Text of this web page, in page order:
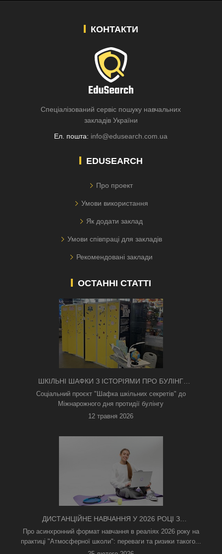
КОНТАКТИ
Спеціалізований сервіс пошуку навчальних
закладів України
Ел. пошта: info@edusearch.com.ua
EDUSEARCH
Про проект
Умови використання
Як додати заклад
Умови співпраці для закладів
Рекомендовані заклади
ОСТАННІ СТАТТІ
ШКІЛЬНІ ШАФКИ З ІСТОРІЯМИ ПРО БУЛІНГ
З'ЯВИЛИСЯ В КИЄВІ
Соціальний проєкт "Шафка шкільних секретів" до
Міжнарожного дня протидії булінгу
12 травня 2026
ДИСТАНЦІЙНЕ НАВЧАННЯ У 2026 РОЦІ З
ТРИВОГАМИ ТА БЕЗ СВІТЛА: ЯК АСИНХРОННИЙ
ФОРМАТ РЯТУЄ ОСВІТНІЙ ПРОЦЕС
Про асинхронний формат навчання в реаліях 2026 року на
практиці "Атмосферної школи": переваги та ризики такого...